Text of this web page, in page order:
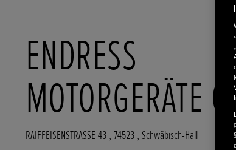
ENDRESS
MOTORGERÄTE
RAIFFEISENSTRASSE 43 , 74523 , Schwäbisch-Hall